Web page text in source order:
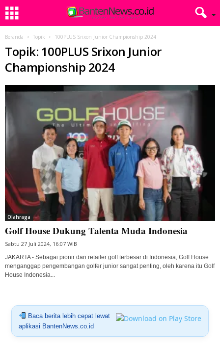
Beranda Topik 100PLUS Srixon Junior Championship 2024
Topik: 100PLUS Srixon Junior
Championship 2024
Olahraga
Golf House Dukung Talenta Muda Indonesia
Sabtu 27 Juli 2024, 16:07 WIB
JAKARTA - Sebagai pionir dan retailer golf terbesar di Indonesia, Golf House
menganggap pengembangan golfer junior sangat penting, oleh karena itu Golf
House Indonesia...
Baca berita lebih cepat lewat
aplikasi BantenNews.co.id